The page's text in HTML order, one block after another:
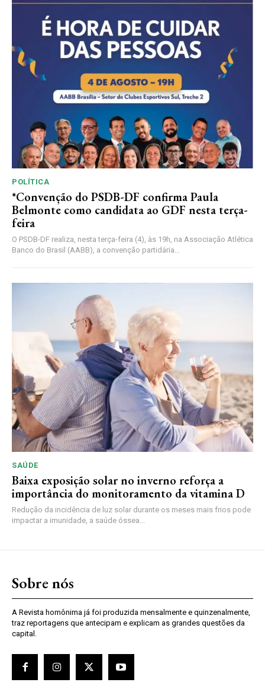
POLÍTICA
*Convenção do PSDB-DF confirma Paula
Belmonte como candidata ao GDF nesta terça-
feira
O PSDB-DF realiza, nesta terça-feira (4), às 19h, na Associação Atlética
Banco do Brasil (AABB), a convenção partidária...
SAÚDE
Baixa exposição solar no inverno reforça a
importância do monitoramento da vitamina D
Redução da incidência de luz solar durante os meses mais frios pode
impactar a imunidade, a saúde óssea...
Sobre nós
A Revista homônima já foi produzida mensalmente e quinzenalmente,
traz reportagens que antecipam e explicam as grandes questões da
capital.